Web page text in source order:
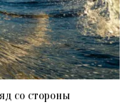
со стороны